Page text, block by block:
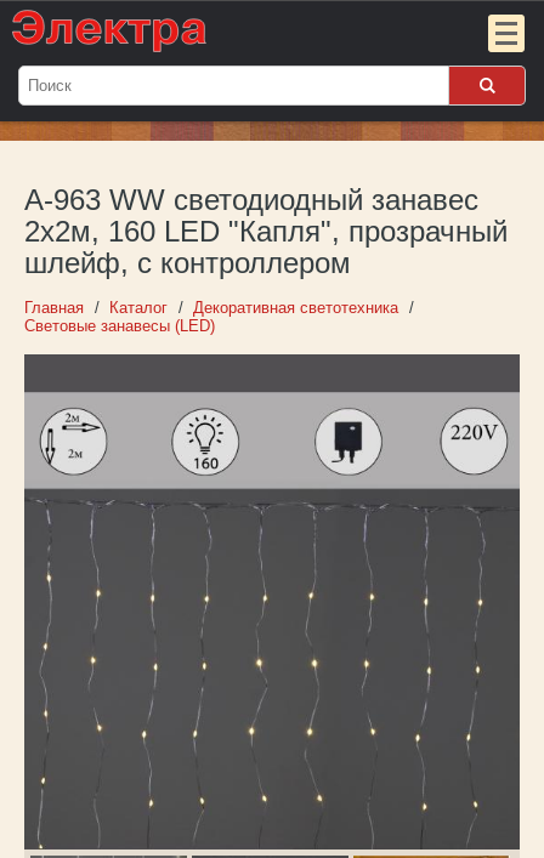
Мой
Пока
пуст
Войти
О компании
Новости
Партнёрам
Контакты
Каталог
товаров
A-963 WW светодиодный занавес
2х2м, 160 LED "Капля", прозрачный
шлейф, с контроллером
Главная Каталог
Декоративная светотехника
Световые занавесы (LED)